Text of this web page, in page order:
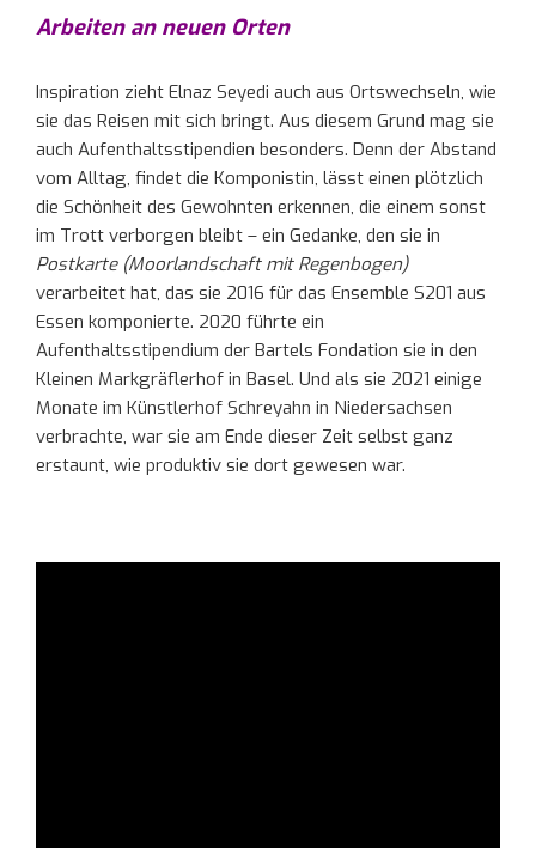
Arbeiten an neuen Orten
Inspiration zieht Elnaz Seyedi auch aus Ortswechseln, wie
sie das Reisen mit sich bringt. Aus diesem Grund mag sie
auch Aufenthaltsstipendien besonders. Denn der Abstand
vom Alltag, findet die Komponistin, lässt einen plötzlich
die Schönheit des Gewohnten erkennen, die einem sonst
im Trott verborgen bleibt – ein Gedanke, den sie in
Postkarte (Moorlandschaft mit Regenbogen)
verarbeitet hat, das sie 2016 für das Ensemble S201 aus
Essen komponierte. 2020 führte ein
Aufenthaltsstipendium der Bartels Fondation sie in den
Kleinen Markgräflerhof in Basel. Und als sie 2021 einige
Monate im Künstlerhof Schreyahn in Niedersachsen
verbrachte, war sie am Ende dieser Zeit selbst ganz
erstaunt, wie produktiv sie dort gewesen war.